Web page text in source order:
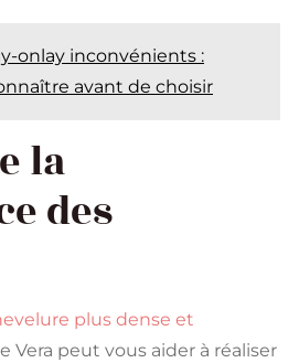
onlay inconvénients :
avant de choisir
la
des
plus dense et
Vera peut vous aider à réaliser